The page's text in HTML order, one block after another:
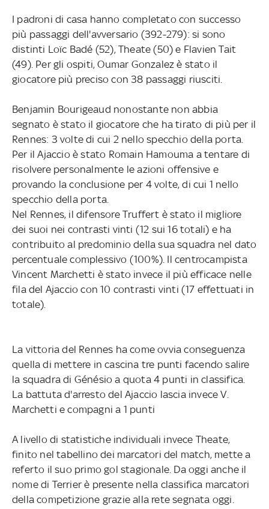
I padroni di casa hanno completato con successo
più passaggi dell'avversario (392-279): si sono
distinti Loïc Badé (52), Theate (50) e Flavien Tait
(49). Per gli ospiti, Oumar Gonzalez è stato il
giocatore più preciso con 38 passaggi riusciti.
Benjamin Bourigeaud nonostante non abbia
segnato è stato il giocatore che ha tirato di più per il
Rennes: 3 volte di cui 2 nello specchio della porta.
Per il Ajaccio è stato Romain Hamouma a tentare di
risolvere personalmente le azioni offensive e
provando la conclusione per 4 volte, di cui 1 nello
specchio della porta.
Nel Rennes, il difensore Truffert è stato il migliore
dei suoi nei contrasti vinti (12 sui 16 totali) e ha
contribuito al predominio della sua squadra nel dato
percentuale complessivo (100%). Il centrocampista
Vincent Marchetti è stato invece il più efficace nelle
fila del Ajaccio con 10 contrasti vinti (17 effettuati in
totale).
La vittoria del Rennes ha come ovvia conseguenza
quella di mettere in cascina tre punti facendo salire
la squadra di Génésio a quota 4 punti in classifica.
La battuta d'arresto del Ajaccio lascia invece V.
Marchetti e compagni a 1 punti
A livello di statistiche individuali invece Theate,
finito nel tabellino dei marcatori del match, mette a
referto il suo primo gol stagionale. Da oggi anche il
nome di Terrier è presente nella classifica marcatori
della competizione grazie alla rete segnata oggi.